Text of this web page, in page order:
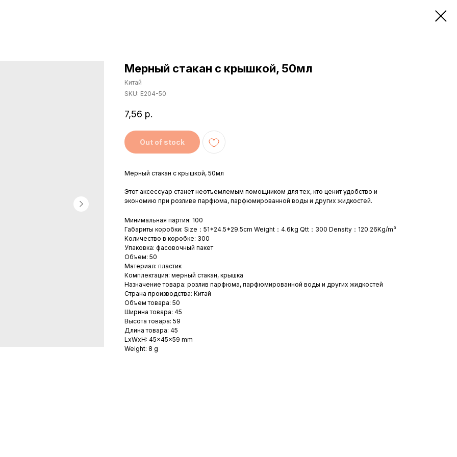
Мерный стакан с крышкой, 50мл
Китай
SKU: Е204-50
7,56 р.
Out of stock
Мерный стакан с крышкой, 50мл
Этот аксессуар станет неотъемлемым помощником для тех, кто ценит удобство и
экономию при розливе парфюма, парфюмированной воды и других жидкостей.
Минимальная партия: 100
Габариты коробки: Size：51*24.5*29.5cm Weight：4.6kg Qtt：300 Density：120.26Kg/m³
Количество в коробке: 300
Упаковка: фасовочный пакет
Объем: 50
Материал: пластик
Комплектация: мерный стакан, крышка
Назначение товара: розлив парфюма, парфюмированной воды и других жидкостей
Страна производства: Китай
Объем товара: 50
Ширина товара: 45
Высота товара: 59
Длина товара: 45
LxWxH: 45x45x59 mm
Weight: 8 g